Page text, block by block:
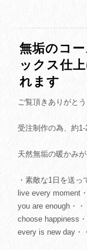
無垢のコ
ックス仕
れます
ご覧頂きありがとう
受注制作の為、約1-
天然無垢の暖かみ
・素敵な1日を送っ
live every moment
you are enough・
choose happiness
every is new day・